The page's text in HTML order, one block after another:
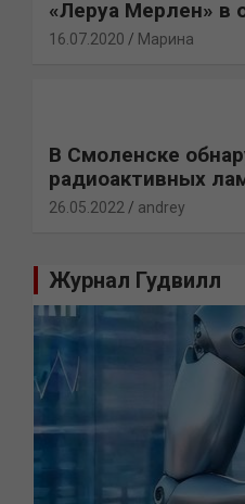
«Леруа Мерлен» в
16.07.2020 Марина
В Смоленске
радиоактивных
26.05.2022 andrey
Журнал Гудвилл